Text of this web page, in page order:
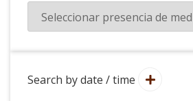
Search by date / time